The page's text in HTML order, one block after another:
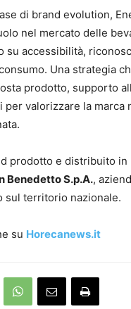
di brand evolution,
nel mercato delle
su accessibilità,
Una strategia
prodotto, supporto
valorizzare la marca
prodotto e distribuito in
Benedetto S.p.A.,
sul territorio nazionale.
su Horecanews.it